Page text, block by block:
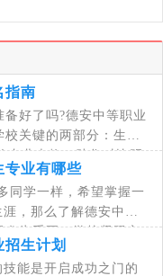
指南
好了吗?德安中等职业
关键的两部分：生动
专业表格，助您对比明
您了
专业有哪些
同学一样，希望掌握一
，那么了解德安中等
尤为重要。学校紧跟市
的专生计划
能是开启成功之门的